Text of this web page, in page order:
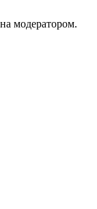
модератором.